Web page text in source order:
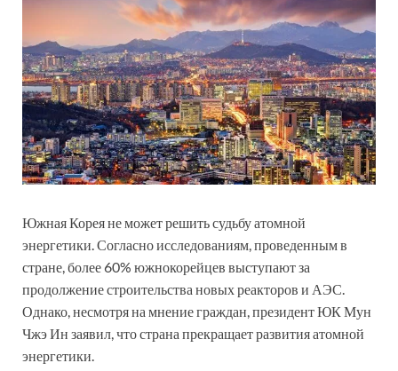
Южная Корея не может решить судьбу атомной
энергетики. Согласно исследованиям, проведенным в
стране, более 60% южнокорейцев выступают за
продолжение строительства новых реакторов и АЭС.
Однако, несмотря на мнение граждан, президент ЮК Мун
Чжэ Ин заявил, что страна прекращает развития атомной
энергетики.